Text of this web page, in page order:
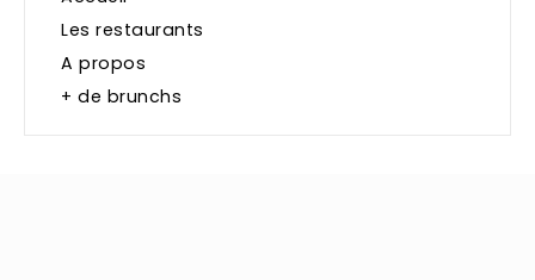
Les restaurants
A propos
+ de brunchs